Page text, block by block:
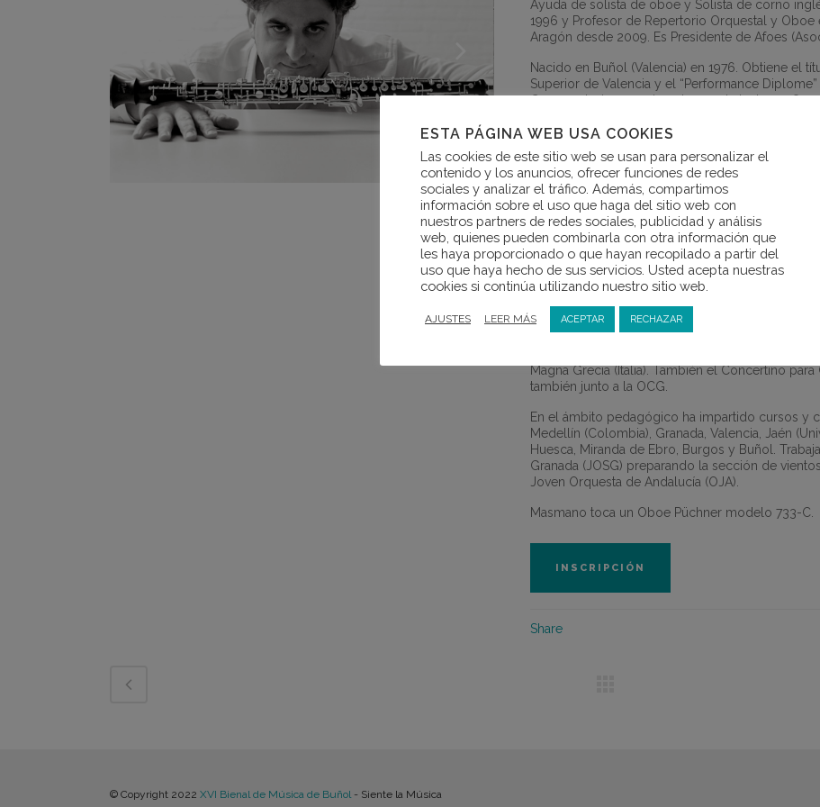
Ayuda de solista de oboe y Solista de corno
1996 y Profesor de Repertorio Orquestal y
Aragón desde 2009. Es Presidente de Afoes
Nacido en Buñol (Valencia) en 1976. Obtiene el
Superior de Valencia y el “Performance
Conservatorium gracias a becas de la Joven
Ha seguido consejos de Douglas Boyd, Lajos
Nichklin, Eduardo Martinez, Montse López y
Es miembro fundador de Taller Barroco
Ensemble Al-Andalus y Ensemble Nayb.
En el Ámbito orquestal ha colaborado con
Qatar Philiarmonic Orchestra, Malaysian
la Comunidad Europea y gran parte de las
Mariss Jansons, Christopher Hogwood, Frans
Benjamin, Josep Pons, Fabio Biondi y Andrea
Como solista ha interpretado conciertos de
cabe destacar su interpretación del Concierto
la Orquesta Ciudad de Granada, la Vojvođanski
Magna Grecia (Italia). También el Concertino
también junto a la OCG.
En el ámbito pedagógico ha impartido cursos y
Medellín (Colombia), Granada, Valencia, Jaén
Huesca, Miranda de Ebro, Burgos y Buñol.
Granada (JOSG) preparando la sección de
Joven Orquesta de Andalucía (OJA).
Masmano toca un Oboe Püchner modelo 733-C.
INSCRIPCIÓN
Share
© Copyright 2022 XVI Bienal de Música de Buñol- Siente la Música
ESTA PÁGINA WEB USA COOKIES
Las cookies de este sitio web se usan para personalizar el
contenido y los anuncios, ofrecer funciones de redes
sociales y analizar el tráfico. Además, compartimos
información sobre el uso que haga del sitio web con
nuestros partners de redes sociales, publicidad y análisis
web, quienes pueden combinarla con otra información que
les haya proporcionado o que hayan recopilado a partir del
uso que haya hecho de sus servicios. Usted acepta nuestras
cookies si continúa utilizando nuestro sitio web.
AJUSTES LEER MÁS ACEPTAR RECHAZAR